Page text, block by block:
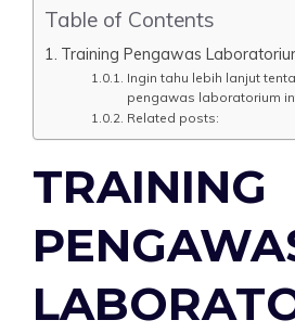
Table of Contents
Training Pengawas
Ingin tahu lebih lanjut
pengawas laboratorium
Related posts:
TRAINING